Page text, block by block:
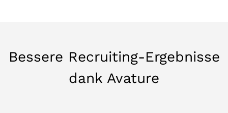
Bessere Recruiting-Ergebnisse
dank Avature